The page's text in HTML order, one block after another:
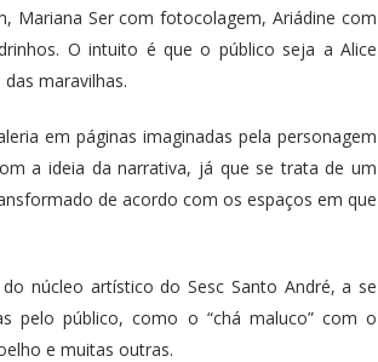
Mariana Ser com fotocolagem, Ariádine com
O intuito é que o público seja a Alice
maravilhas.
em páginas imaginadas pela personagem
a ideia da narrativa, já que se trata de um
de acordo com os espaços em que
núcleo artístico do Sesc Santo André, a se
pelo público, como o “chá maluco” com o
e muitas outras.